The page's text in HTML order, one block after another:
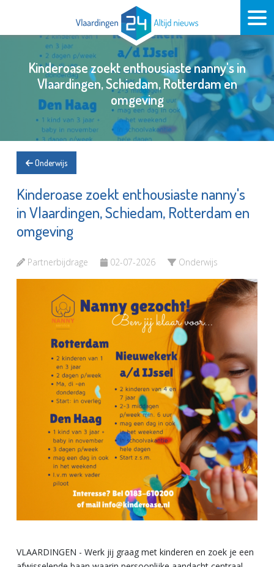
Kinderoase zoekt enthousiaste nanny's in
Vlaardingen, Schiedam, Rotterdam en
omgeving
Onderwijs
Kinderoase zoekt enthousiaste nanny's
in Vlaardingen, Schiedam, Rotterdam en
omgeving
Partnerbijdrage 02-07-2026 Onderwijs
VLAARDINGEN - Werk jij graag met kinderen en zoek je een